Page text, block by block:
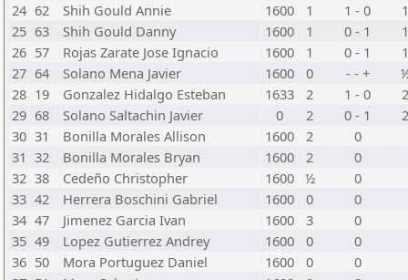
24 62 Shih Gould Annie 1600 1 1 - 0
25 63 Shih Gould Danny 1600 1 0 - 1
26 57 Rojas Zarate Jose Ignacio 1600 1 0 - 1
27 64 Solano Mena Javier 1600 0 - - +
28 19 Gonzalez Hidalgo Esteban 1633 2 1 - 0
29 68 Solano Saltachin Javier 0 2 0 - 1
30 31 Bonilla Morales Allison 1600 2
0
31 32 Bonilla Morales Bryan 1600 2
0
32 38 Cedeño Christopher 1600 ½
0
33 42 Herrera Boschini Gabriel 1600 0
0
34 47 Jimenez Garcia Ivan 1600 3
0
35 49 Lopez Gutierrez Andrey 1600 0
0
36 50 Mora Portuguez Daniel 1600 0
0